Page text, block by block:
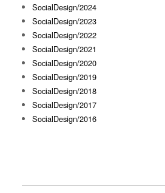
SocialDesign/2024
SocialDesign/2023
SocialDesign/2022
SocialDesign/2021
SocialDesign/2020
SocialDesign/2019
SocialDesign/2018
SocialDesign/2017
SocialDesign/2016